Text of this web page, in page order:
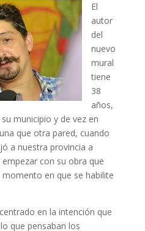
El
autor
del
nuevo
mural
tiene
38
años,
municipio y de vez en
que otra pared, cuando
a nuestra provincia a
con su obra que
en que se habilite
en la intención que
que pensaban los